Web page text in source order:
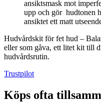
ansiktsmask mot
upp och gör hudtonen
ansiktet ett matt
Hudvårdskit för fet hud –
eller som gåva, ett litet kit till
hudvårdsrutin.
Trustpilot
Köps ofta